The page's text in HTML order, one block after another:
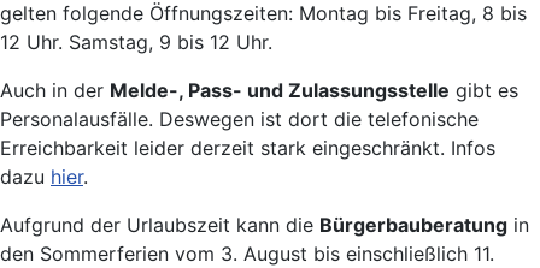
gelten folgende Öffnungszeiten: Montag bis Freitag, 8 bis
12 Uhr. Samstag, 9 bis 12 Uhr.
Auch in der Melde-, Pass- und Zulassungsstelle gibt es
Personalausfälle. Deswegen ist dort die telefonische
Erreichbarkeit leider derzeit stark eingeschränkt. Infos
dazu hier.
Aufgrund der Urlaubszeit kann die Bürgerbauberatung in
den Sommerferien vom 3. August bis einschließlich 11.